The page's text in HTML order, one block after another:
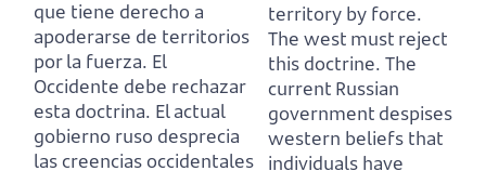
que tiene derecho a
apoderarse de territorios
por la fuerza. El
Occidente debe rechazar
esta doctrina. El actual
gobierno ruso desprecia
las creencias occidentales
territory by force.
The west must reject
this doctrine. The
current Russian
government despises
western beliefs that
individuals have